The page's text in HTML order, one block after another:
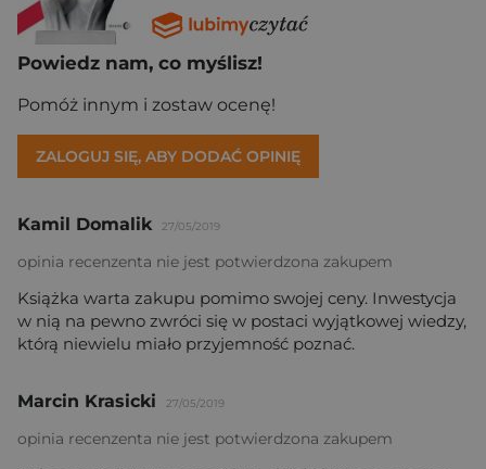
Powiedz nam, co myślisz!
Pomóż innym i zostaw ocenę!
ZALOGUJ SIĘ, ABY DODAĆ OPINIĘ
Kamil Domalik 27/05/2019
opinia recenzenta nie jest potwierdzona zakupem
Książka warta zakupu pomimo swojej ceny. Inwestycja
w nią na pewno zwróci się w postaci wyjątkowej wiedzy,
którą niewielu miało przyjemność poznać.
Marcin Krasicki 27/05/2019
opinia recenzenta nie jest potwierdzona zakupem